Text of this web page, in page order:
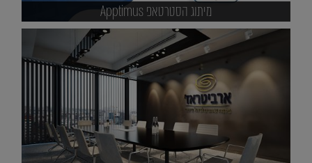
מיתוג הסטרטאפ Apptimus